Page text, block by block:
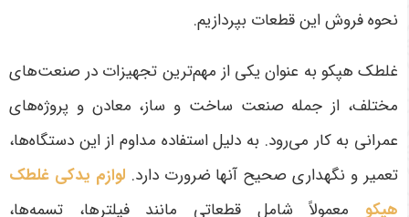
نحوه فروش این قطعات بپردازیم.
غلطک هپکو به عنوان یکی از مهم‌ترین تجهیزات در صنعت‌های
مختلف، از جمله صنعت ساخت و ساز، معادن و پروژه‌های
عمرانی به کار می‌رود. به دلیل استفاده مداوم از این دستگاه‌ها،
تعمیر و نگهداری صحیح آنها ضرورت دارد. لوازم یدکی غلطک
هپکو
معمولاً شامل قطعاتی مانند فیلترها، تسمه‌ها،